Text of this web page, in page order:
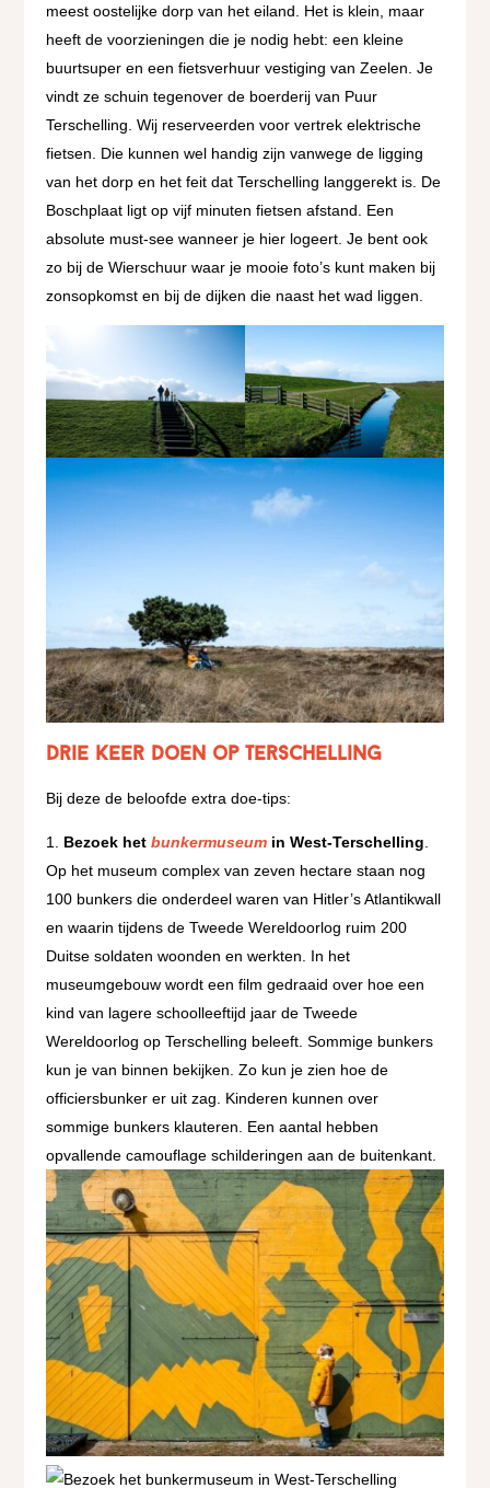
meest oostelijke dorp van het eiland. Het is klein, maar
heeft de voorzieningen die je nodig hebt: een kleine
buurtsuper en een fietsverhuur vestiging van Zeelen. Je
vindt ze schuin tegenover de boerderij van Puur
Terschelling. Wij reserveerden voor vertrek elektrische
fietsen. Die kunnen wel handig zijn vanwege de ligging
van het dorp en het feit dat Terschelling langgerekt is. De
Boschplaat ligt op vijf minuten fietsen afstand. Een
absolute must-see wanneer je hier logeert. Je bent ook
zo bij de Wierschuur waar je mooie foto’s kunt maken bij
zonsopkomst en bij de dijken die naast het wad liggen.
Drie keer doen op Terschelling
Bij deze de beloofde extra doe-tips:
Bezoek hetbunkermuseum in West-Terschelling
Op het museum complex van zeven hectare staan nog
100 bunkers die onderdeel waren van Hitler’s Atlantikwall
en waarin tijdens de Tweede Wereldoorlog ruim 200
Duitse soldaten woonden en werkten. In het
museumgebouw wordt een film gedraaid over hoe een
kind van lagere schoolleeftijd jaar de Tweede
Wereldoorlog op Terschelling beleeft. Sommige bunkers
kun je van binnen bekijken. Zo kun je zien hoe de
officiersbunker er uit zag. Kinderen kunnen over
sommige bunkers klauteren. Een aantal hebben
opvallende camouflage schilderingen aan de buitenkant.